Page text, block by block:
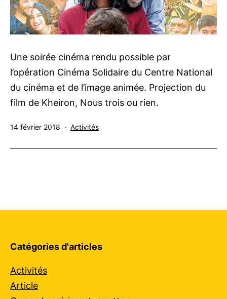
Une soirée cinéma rendu possible par
l’opération Cinéma Solidaire du Centre National
du cinéma et de l’image animée. Projection du
film de Kheiron, Nous trois ou rien.
Publié
14 février 2018
Catégorisé
Activités
Catégories d'articles
Activités
Article